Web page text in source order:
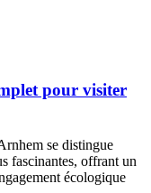
pour visiter
se distingue
fascinantes, offrant un
écologique